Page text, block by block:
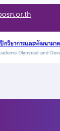
กวิชาการและพัฒนามา
Olympiad and